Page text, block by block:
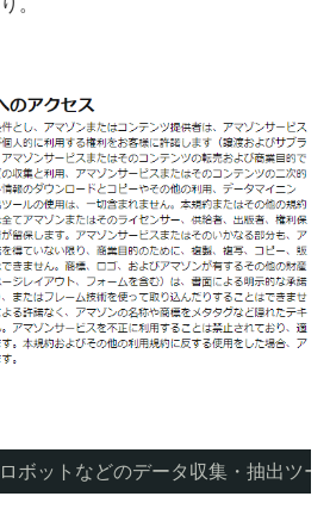
。
ボットなどのデータ収集・抽出ツ